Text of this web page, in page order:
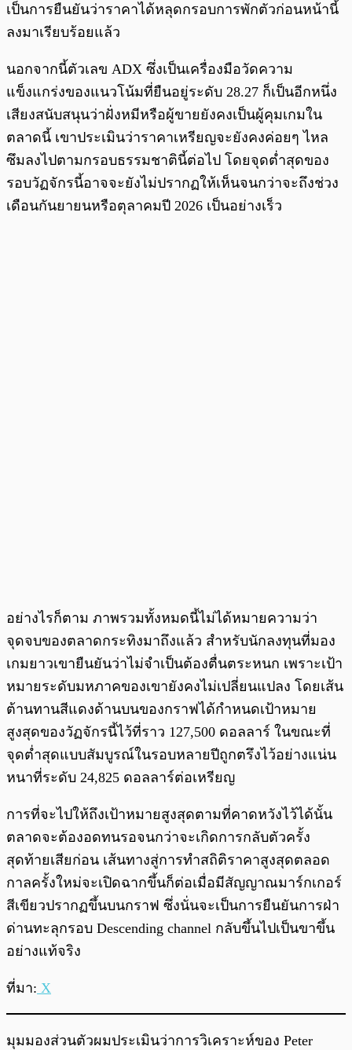
เป็นการยืนยันว่าราคาได้หลุดกรอบการพักตัวก่อนหน้านี้
ลงมาเรียบร้อยแล้ว
นอกจากนี้ตัวเลข ADX ซึ่งเป็นเครื่องมือวัดความ
แข็งแกร่งของแนวโน้มที่ยืนอยู่ระดับ 28.27 ก็เป็นอีกหนึ่ง
เสียงสนับสนุนว่าฝั่งหมีหรือผู้ขายยังคงเป็นผู้คุมเกมใน
ตลาดนี้ เขาประเมินว่าราคาเหรียญจะยังคงค่อยๆ ไหล
ซึมลงไปตามกรอบธรรมชาตินี้ต่อไป โดยจุดต่ำสุดของ
รอบวัฏจักรนี้อาจจะยังไม่ปรากฏให้เห็นจนกว่าจะถึงช่วง
เดือนกันยายนหรือตุลาคมปี 2026 เป็นอย่างเร็ว
อย่างไรก็ตาม ภาพรวมทั้งหมดนี้ไม่ได้หมายความว่า
จุดจบของตลาดกระทิงมาถึงแล้ว สำหรับนักลงทุนที่มอง
เกมยาวเขายืนยันว่าไม่จำเป็นต้องตื่นตระหนก เพราะเป้า
หมายระดับมหภาคของเขายังคงไม่เปลี่ยนแปลง โดยเส้น
ต้านทานสีแดงด้านบนของกราฟได้กำหนดเป้าหมาย
สูงสุดของวัฏจักรนี้ไว้ที่ราว 127,500 ดอลลาร์ ในขณะที่
จุดต่ำสุดแบบสัมบูรณ์ในรอบหลายปีถูกตรึงไว้อย่างแน่น
หนาที่ระดับ 24,825 ดอลลาร์ต่อเหรียญ
การที่จะไปให้ถึงเป้าหมายสูงสุดตามที่คาดหวังไว้ได้นั้น
ตลาดจะต้องอดทนรอจนกว่าจะเกิดการกลับตัวครั้ง
สุดท้ายเสียก่อน เส้นทางสู่การทำสถิติราคาสูงสุดตลอด
กาลครั้งใหม่จะเปิดฉากขึ้นก็ต่อเมื่อมีสัญญาณมาร์กเกอร์
สีเขียวปรากฏขึ้นบนกราฟ ซึ่งนั่นจะเป็นการยืนยันการฝ่า
ด่านทะลุกรอบ Descending channel กลับขึ้นไปเป็นขาขึ้น
อย่างแท้จริง
ที่มา: X
มุมมองส่วนตัวผมประเมินว่าการวิเคราะห์ของ Peter